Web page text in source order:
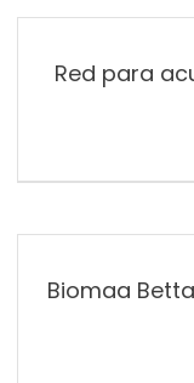
Red para
Biomaa